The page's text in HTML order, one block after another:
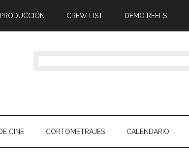
CREW LIST DEMO REELS
CINE CORTOMETRAJES CALENDARIO